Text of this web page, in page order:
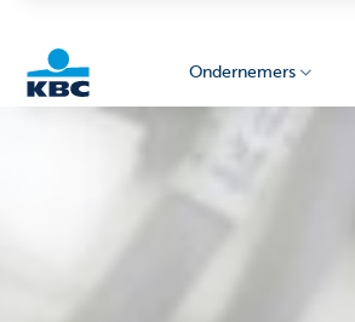
Ondernemers